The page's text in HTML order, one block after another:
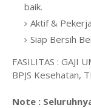
baik.
Aktif &
Siap Bersih
FASILITAS : GAJI
BPJS Kesehatan,
Note :